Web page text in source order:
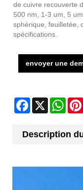
de cuivre recouverte
500 nm, 1-3 um, 5
sphérique, feuilletée,
spécifications.
envoyer une
Facebook
X
Description